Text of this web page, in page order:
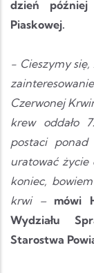
dzień
Piaskowej.
- Cieszymy się,
Czerwonej
krew oddało
postaci
uratować życie
koniec,
krwi – mówi
Wydziału
Starostwa